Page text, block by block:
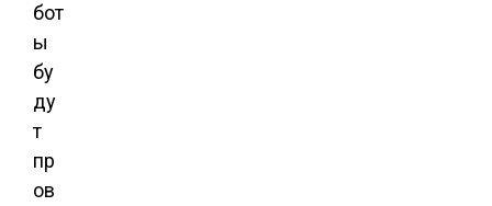
бот
ы
бу
ду
т
пр
ов